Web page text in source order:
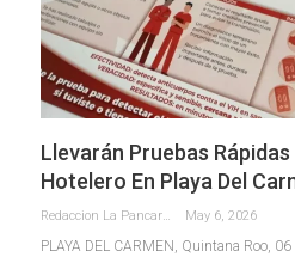
Llevarán Pruebas
Hotelero En Playa Del
Redaccion La Pancarta De Quintana Roo May 6, 2026
PLAYA DEL CARMEN, Quintana Roo,